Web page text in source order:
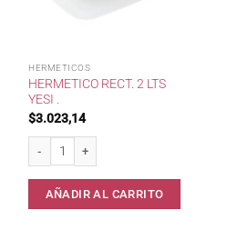
HERMETICOS
HERMETICO RECT. 2 LTS
YESI .
$3.023,14
Hermetico Rect. 2 Lts Yesi . cantidad
AÑADIR AL CARRITO